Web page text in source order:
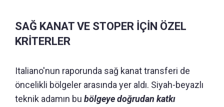
SAĞ KANAT VE STOPER İÇİN ÖZEL
KRİTERLER
Italiano'nun raporunda sağ kanat transferi de
öncelikli bölgeler arasında yer aldı. Siyah-beyazlı
teknik adamın bu bölgeye doğrudan katkı